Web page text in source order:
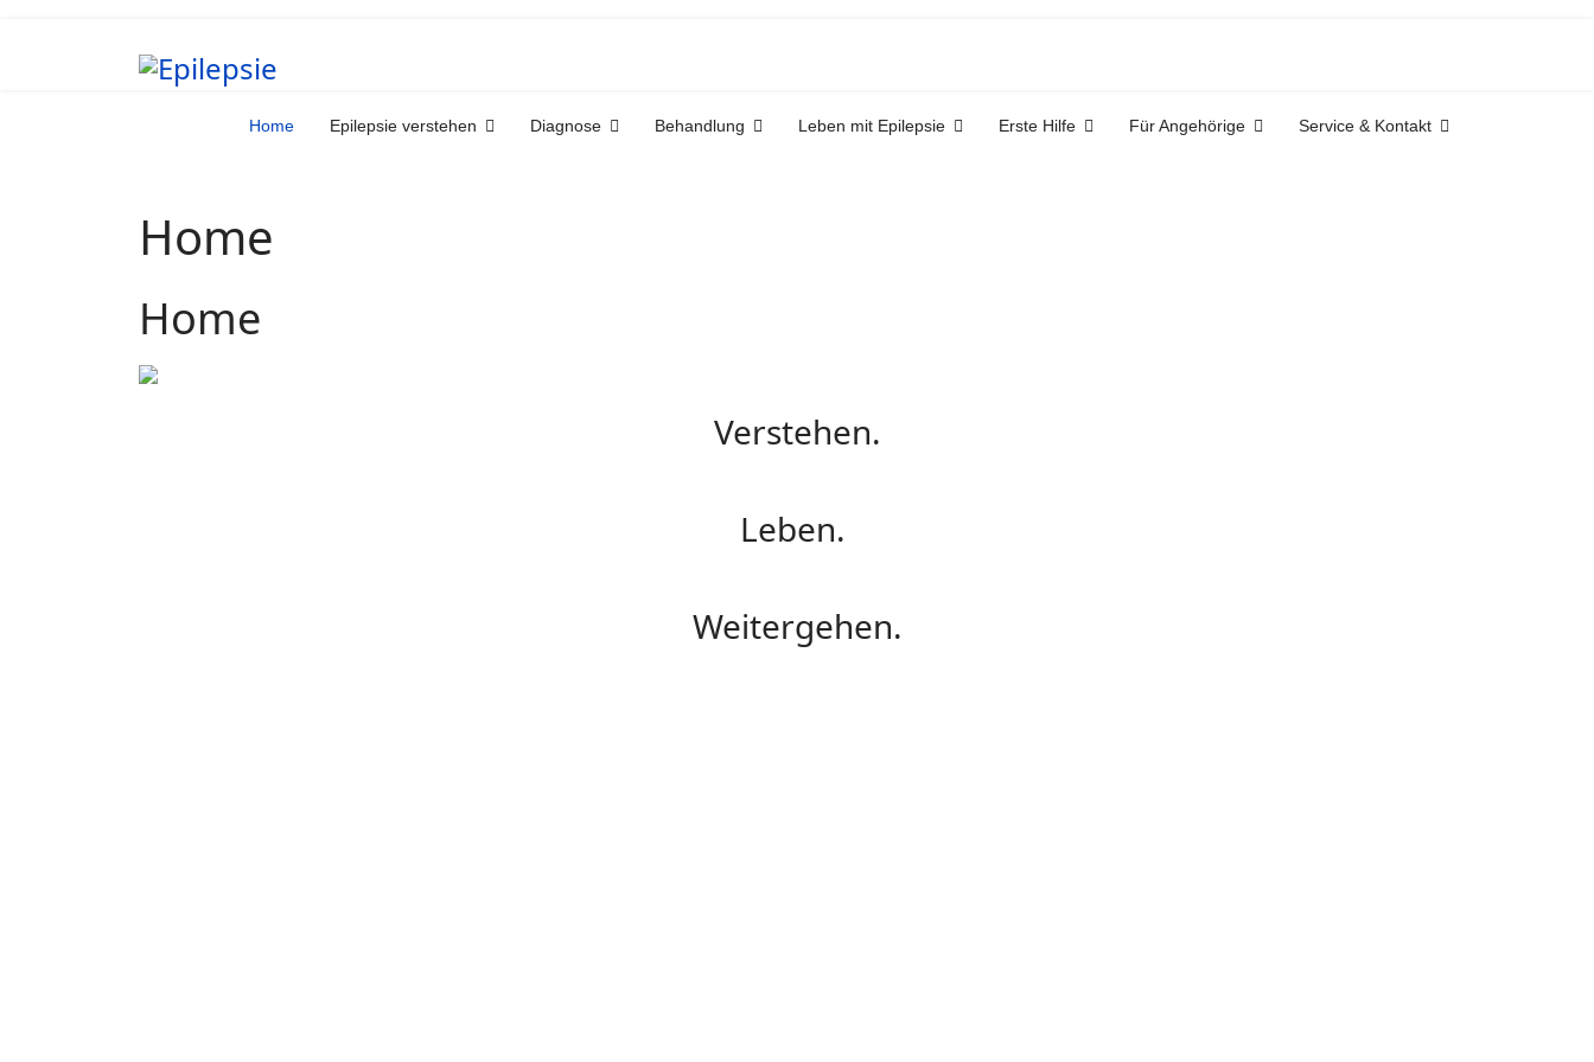
Home Epilepsie verstehen Diagnose Behandlung Leben mit Epilepsie Erste Hilfe Für Angehörige Service & Kontakt
Home
Home
Verstehen.
Leben.
Weitergehen.